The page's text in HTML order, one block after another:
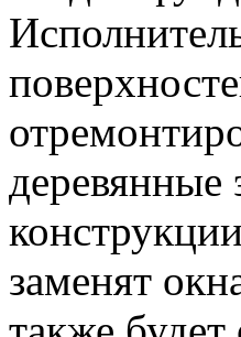
деревянные
заменят